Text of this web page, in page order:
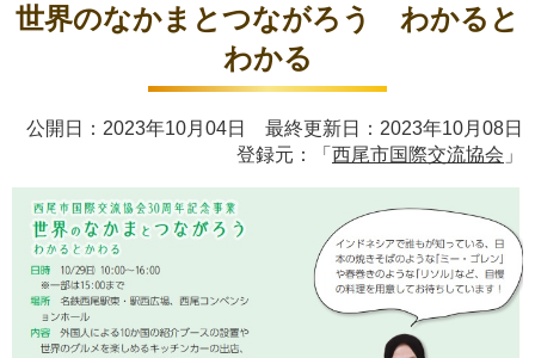
世界のなかまとつながろう わかると
わかる
公開日：2023年10月04日 最終更新日：2023年10月08日
登録元：「 西尾市国際交流協会 」